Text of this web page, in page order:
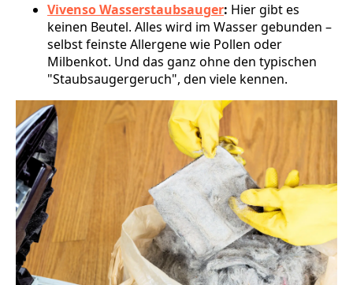
Vivenso Wasserstaubsauger: Hier gibt es
keinen Beutel. Alles wird im Wasser gebunden –
selbst feinste Allergene wie Pollen oder
Milbenkot. Und das ganz ohne den typischen
"Staubsaugergeruch", den viele kennen.